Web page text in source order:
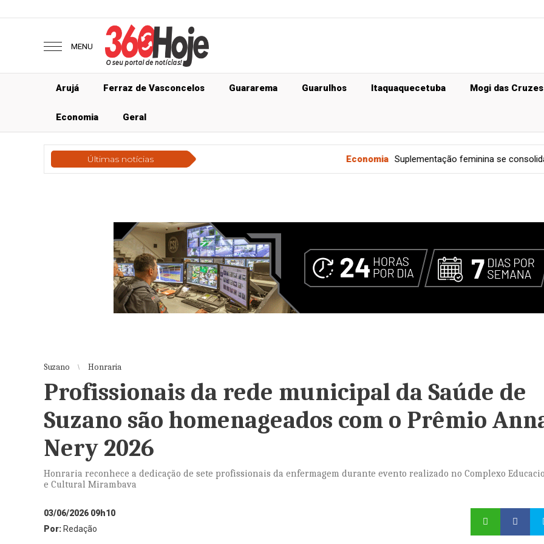
MENU
Arujá Ferraz de Vasconcelos Guararema Guarulhos Itaquaquecetuba Mogi das Cruzes
Economia Geral
Últimas notícias Suplementação feminina se consolida como
Suzano Honraria
Profissionais da rede municipal da Saúde de
Suzano são homenageados com o Prêmio
Nery 2026
Honraria reconhece a dedicação de sete profissionais da enfermagem durante evento realizado no Complexo
e Cultural Mirambava
03/06/2026 09h10
Por: Redação